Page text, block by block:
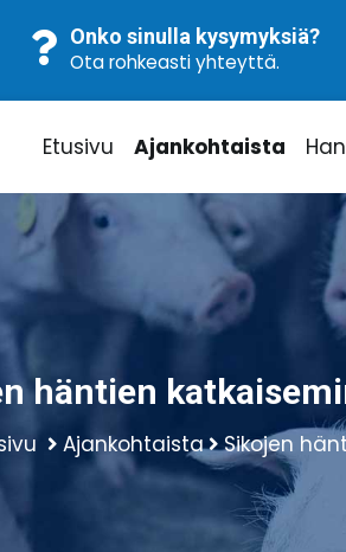
Onko sinulla kysymyksiä?
Ota rohkeasti yhteyttä.
Etusivu Ajankohtaista
häntien
Ajankohtaista Sikojen